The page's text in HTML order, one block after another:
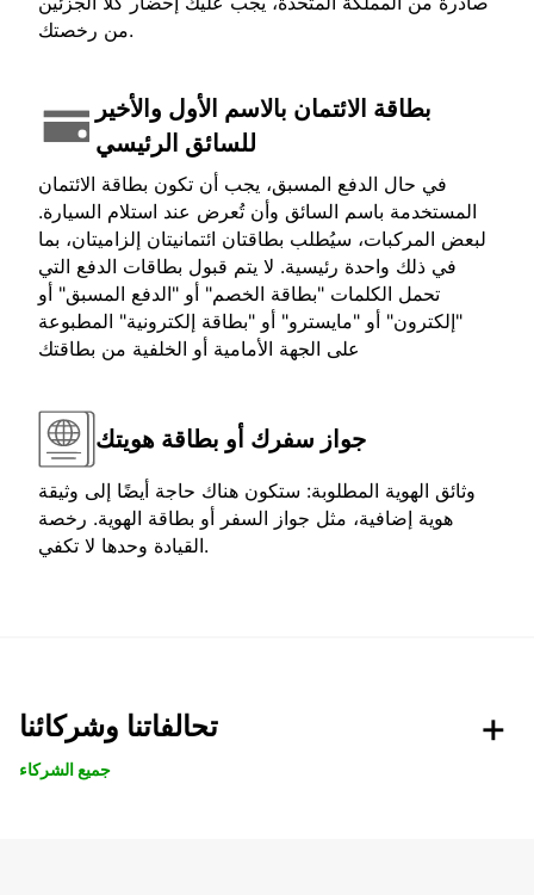
من رخصتك.
بطاقة الائتمان بالاسم الأول والأخير
للسائق الرئيسي
في حال الدفع المسبق، يجب أن تكون بطاقة الائتمان
المستخدمة باسم السائق وأن تُعرض عند استلام السيارة.
لبعض المركبات، سيُطلب بطاقتان ائتمانيتان إلزاميتان، بما
في ذلك واحدة رئيسية. لا يتم قبول بطاقات الدفع التي
تحمل الكلمات "بطاقة الخصم" أو "الدفع المسبق" أو
"إلكترون" أو "مايسترو" أو "بطاقة إلكترونية" المطبوعة
على الجهة الأمامية أو الخلفية من بطاقتك
جواز سفرك أو بطاقة هويتك
وثائق الهوية المطلوبة: ستكون هناك حاجة أيضًا إلى وثيقة
هوية إضافية، مثل جواز السفر أو بطاقة الهوية. رخصة
القيادة وحدها لا تكفي.
تحالفاتنا وشركائنا
جميع الشركاء